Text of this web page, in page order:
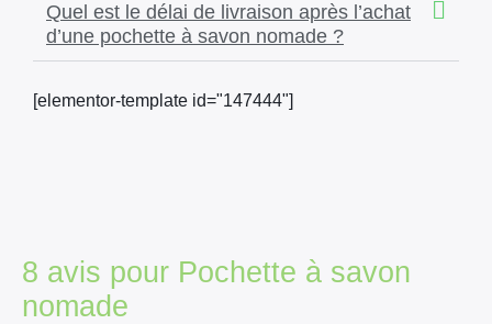
Quel est le délai de livraison après l’achat
d’une pochette à savon nomade ?
[elementor-template id="147444"]
8 avis pour Pochette à savon
nomade